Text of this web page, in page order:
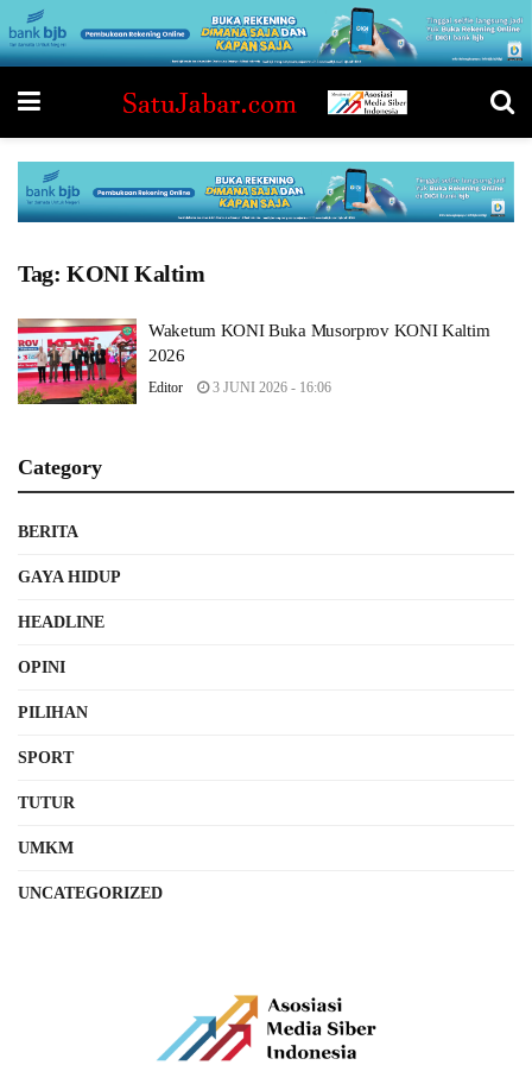
Tag: KONI Kaltim
Waketum KONI Buka Musorprov KONI Kaltim
2026
Editor 3 JUNI 2026 - 16:06
Category
BERITA
GAYA HIDUP
HEADLINE
OPINI
PILIHAN
SPORT
TUTUR
UMKM
UNCATEGORIZED